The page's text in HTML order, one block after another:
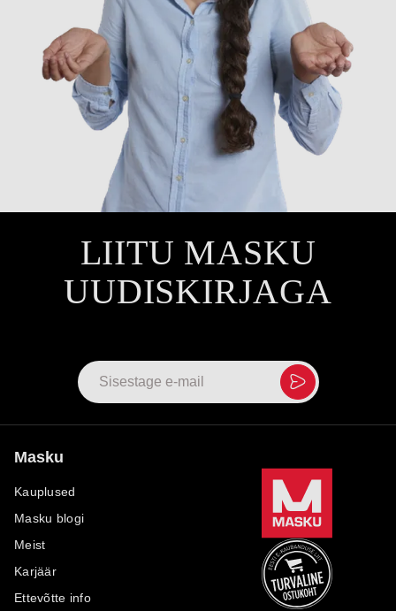
LIITU MASKU
UUDISKIRJAGA
Masku
Kauplused
Masku blogi
Meist
Karjäär
Ettevõtte info